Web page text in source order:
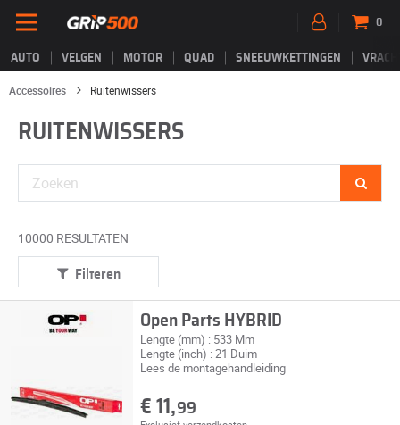
AUTO VELGEN MOTOR QUAD SNEEUWKETTINGEN
0
Accessoires Ruitenwissers
RUITENWISSERS
10000 RESULTATEN
Filteren
Open Parts HYBRID
Lengte (mm) : 533 Mm
Lengte (inch) : 21 Duim
Lees de montagehandleiding
€ 11,99